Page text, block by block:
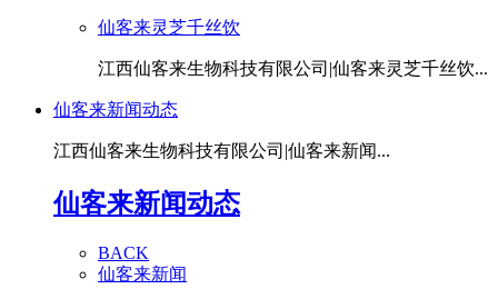
仙客来灵芝千丝饮
江西仙客来生物科技有限公司|仙客来灵芝千丝饮...
仙客来新闻动态
江西仙客来生物科技有限公司|仙客来新闻...
仙客来新闻动态
BACK
仙客来新闻